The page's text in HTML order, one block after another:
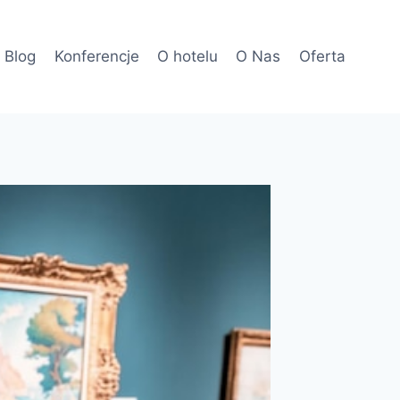
Blog Konferencje O hotelu O Nas Oferta